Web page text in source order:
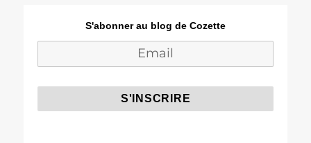
S'abonner au blog de Cozette